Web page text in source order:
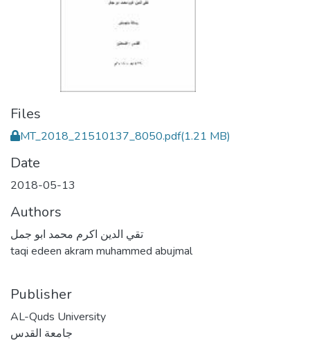
Files
MT_2018_21510137_8050.pdf(1.21 MB)
Date
2018-05-13
Authors
تقي الدين اكرم محمد ابو جمل
taqi edeen akram muhammed abujmal
Publisher
AL-Quds University
جامعة القدس